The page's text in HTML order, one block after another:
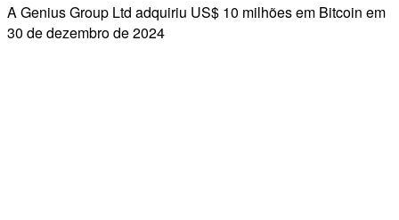
A Genius Group Ltd adquiriu US$ 10 milhões em Bitcoin em
30 de dezembro de 2024